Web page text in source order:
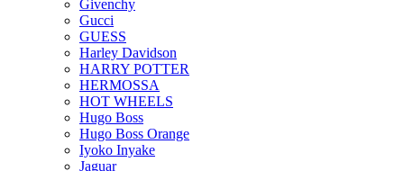
Givenchy
Gucci
GUESS
Harley Davidson
HARRY POTTER
HERMOSSA
HOT WHEELS
Hugo Boss
Hugo Boss Orange
Iyoko Inyake
Jaguar